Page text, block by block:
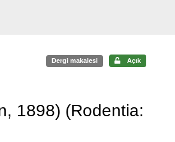
Dergi makalesi Açık
1898) (Rodentia: